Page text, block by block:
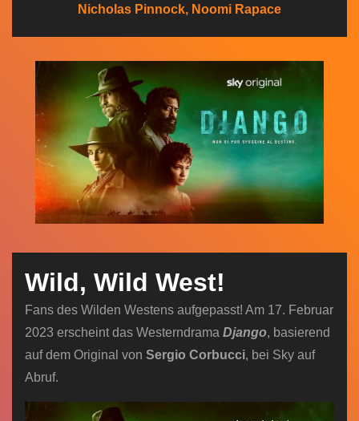
Nicholas Pinnock, Noomi Rapace
Wild, Wild West!
Fans des Wilden Westens aufgepasst! Am 17. Februar
2023 erscheint das Westerndrama Django, basierend
auf dem Original von Sergio Corbucci, bei Sky auf
Abruf.